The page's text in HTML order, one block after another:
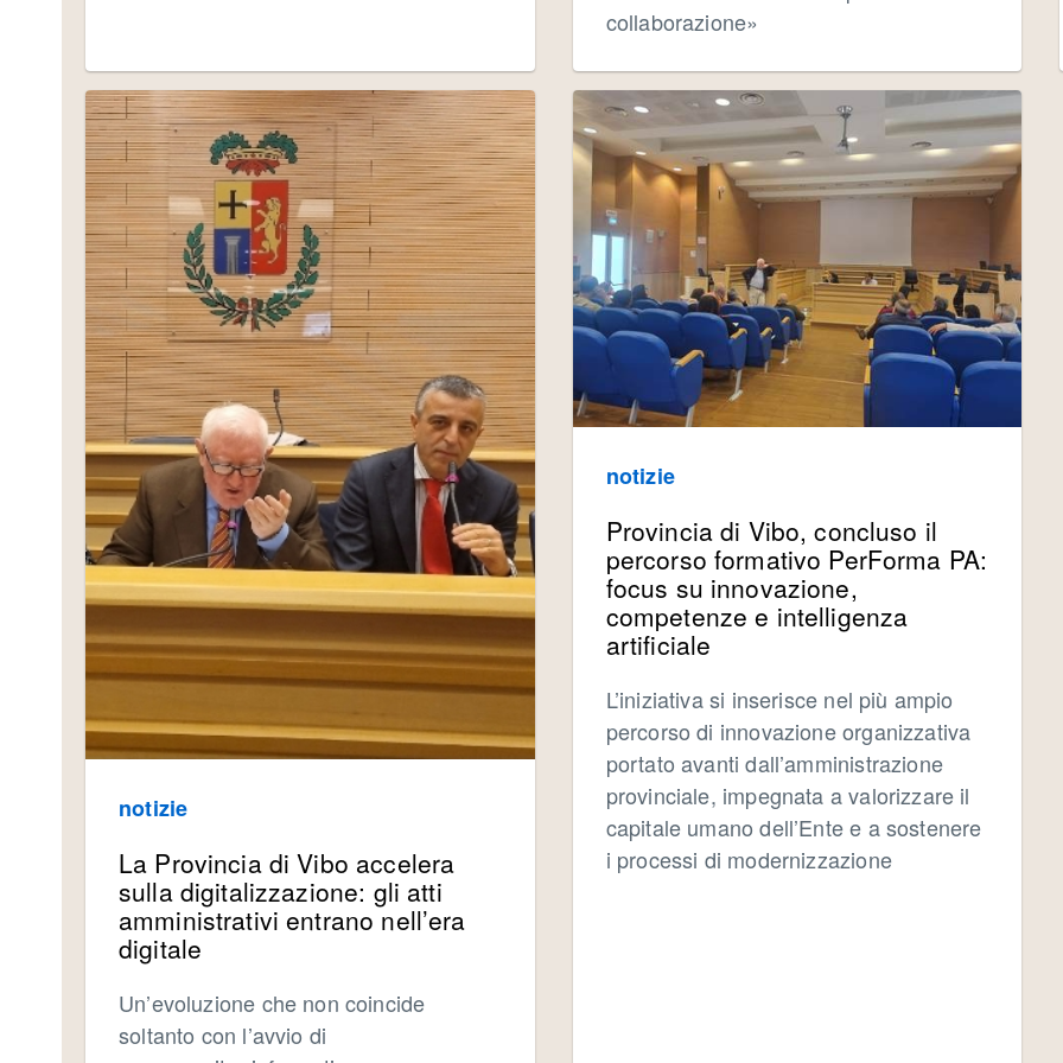
collaborazione»
notizie
La Provincia di Vibo accelera
sulla digitalizzazione: gli atti
amministrativi entrano nell’era
digitale
Un’evoluzione che non coincide
soltanto con l’avvio di
notizie
Provincia di Vibo, concluso il
percorso formativo PerForma PA:
focus su innovazione,
competenze e intelligenza
artificiale
L’iniziativa si inserisce nel più ampio
percorso di innovazione organizzativa
portato avanti dall’amministrazione
provinciale, impegnata a valorizzare il
capitale umano dell’Ente e a sostenere
i processi di modernizzazione